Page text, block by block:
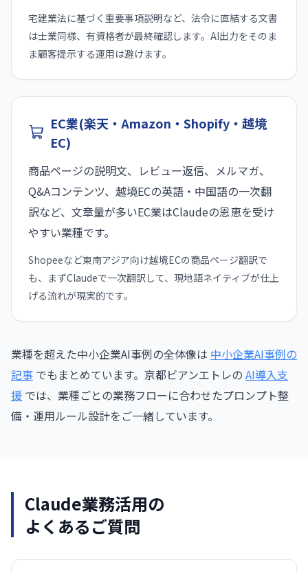
宅建業法に基づく重要事項説明など、法令に直結する文書
は士業同様、有資格者が最終確認します。AI出力をそのま
ま顧客提示する運用は避けます。
EC業(楽天・Amazon・Shopify・越境
EC)
商品ページの説明文、レビュー返信、メルマガ、
Q&Aコンテンツ、越境ECの英語・中国語の一次翻
訳など、文章量が多いEC業はClaudeの恩恵を受け
やすい業種です。
Shopeeなど東南アジア向け越境ECの商品ページ翻訳で
も、まずClaudeで一次翻訳して、現地語ネイティブが仕上
げる流れが現実的です。
業種を超えた中小企業AI事例の全体像は 中小企業AI事例の
記事 でもまとめています。京都ビアンエトレの AI導入支
援 では、業種ごとの業務フローに合わせたプロンプト整
備・運用ルール設計をご一緒しています。
Claude業務活用の
よくあるご質問